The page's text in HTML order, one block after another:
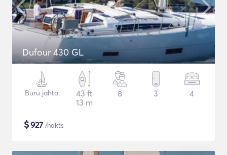
Dufour 430 GL
Buru jahta
43 ft
13 m
8 3 4
$927 /nakts